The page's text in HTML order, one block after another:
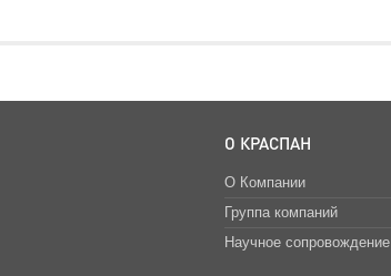
О КРАСПАН
О Компании
Группа компаний
Научное сопровождение